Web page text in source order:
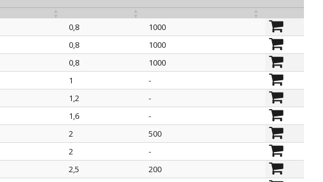
H
mm
confezione
pz.
0,8
1000
0,8
1000
0,8
1000
1
-
1,2
-
1,6
-
2
500
2
-
2,5
200